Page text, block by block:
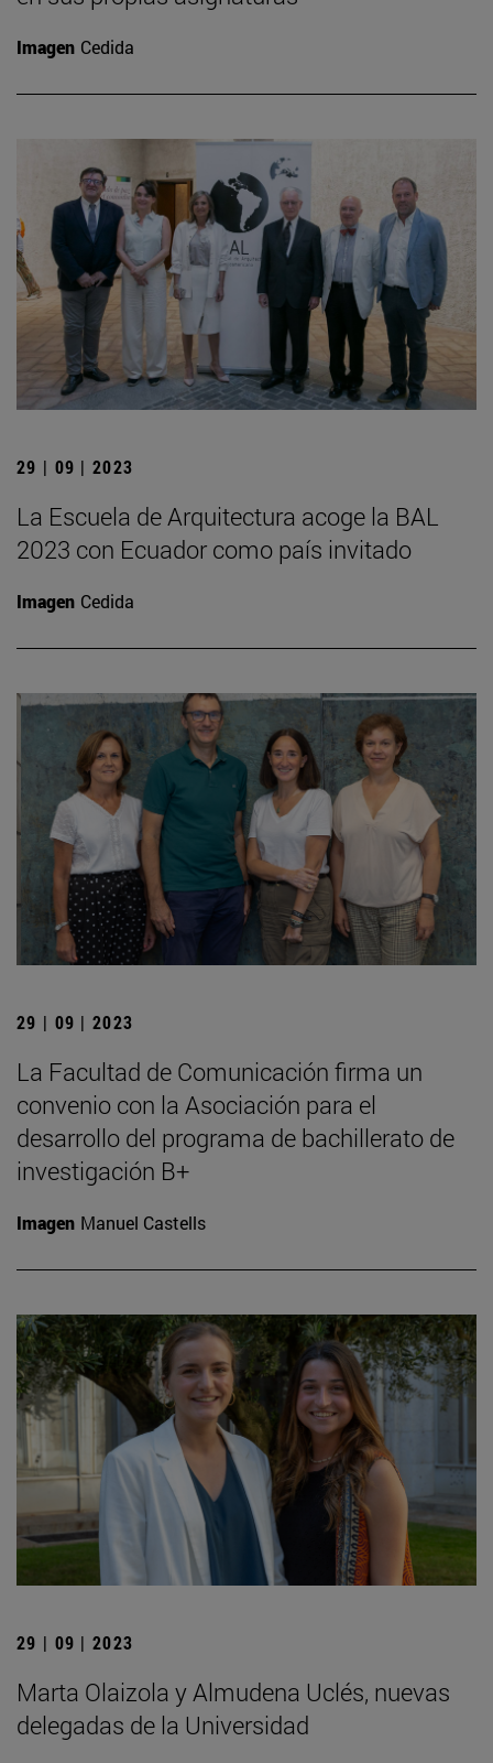
Imagen Cedida
29 | 09 | 2023
La Escuela de Arquitectura acoge la BAL
2023 con Ecuador como país invitado
Imagen Cedida
29 | 09 | 2023
La Facultad de Comunicación firma un
convenio con la Asociación para el
desarrollo del programa de bachillerato de
investigación B+
Imagen Manuel Castells
29 | 09 | 2023
Marta Olaizola y Almudena Uclés, nuevas
delegadas de la Universidad